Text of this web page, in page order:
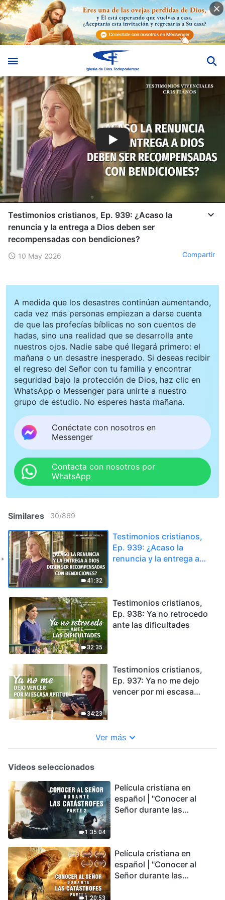
Testimonios cristianos, Ep. 939: ¿Acaso la
renuncia y la entrega a Dios deben ser
recompensadas con bendiciones?
10 May 2026 Compartir
A medida que los desastres continúan aumentando,
cada vez más personas empiezan a darse cuenta
de que las profecías bíblicas no son cuentos de
hadas, sino una realidad que se desarrolla ante
nuestros ojos. Nadie sabe qué llegará primero: el
mañana o un desastre inesperado. Si deseas recibir
el regreso del Señor con tu familia y encontrar
seguridad bajo la protección de Dios, haz clic en
WhatsApp o Messenger para unirte a nuestro
grupo de estudio. No esperes hasta mañana.
Conéctate con nosotros en
Messenger
Contacta con nosotros por
WhatsApp
Similares 30/869
41:32
Testimonios cristianos,
Ep. 939: ¿Acaso la
renuncia y la entrega a
32:35
Testimonios cristianos,
Ep. 938: Ya no retrocedo
ante las dificultades
34:23
Testimonios cristianos,
Ep. 937: Ya no me dejo
vencer por mi escasa
Ver más
Videos seleccionados
1:35:04
Película cristiana en
español | "Conocer al
Señor durante las
podemos sobrevivir?
1:20:53
Película cristiana en
español | "Conocer al
Señor durante las